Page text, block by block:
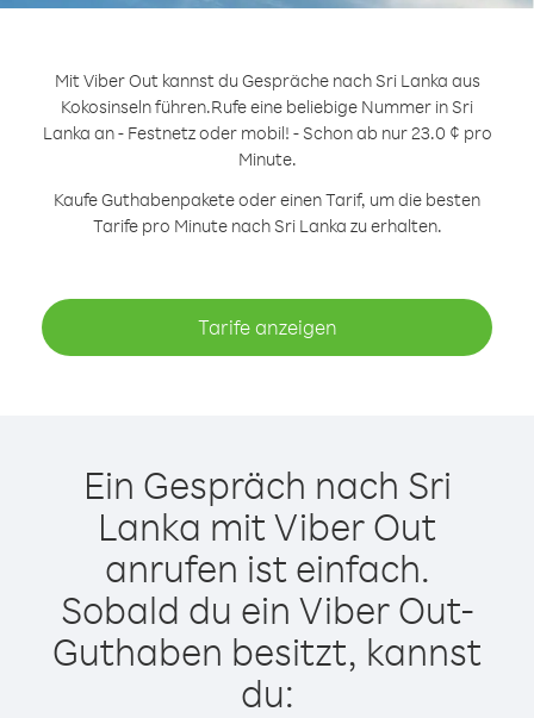
Mit Viber Out kannst du Gespräche nach Sri Lanka aus
Kokosinseln führen.Rufe eine beliebige Nummer in Sri
Lanka an - Festnetz oder mobil! - Schon ab nur 23.0 ¢ pro
Minute.
Kaufe Guthabenpakete oder einen Tarif, um die besten
Tarife pro Minute nach Sri Lanka zu erhalten.
Tarife anzeigen
Ein Gespräch nach Sri
Lanka mit Viber Out
anrufen ist einfach.
Sobald du ein Viber Out-
Guthaben besitzt, kannst
du: